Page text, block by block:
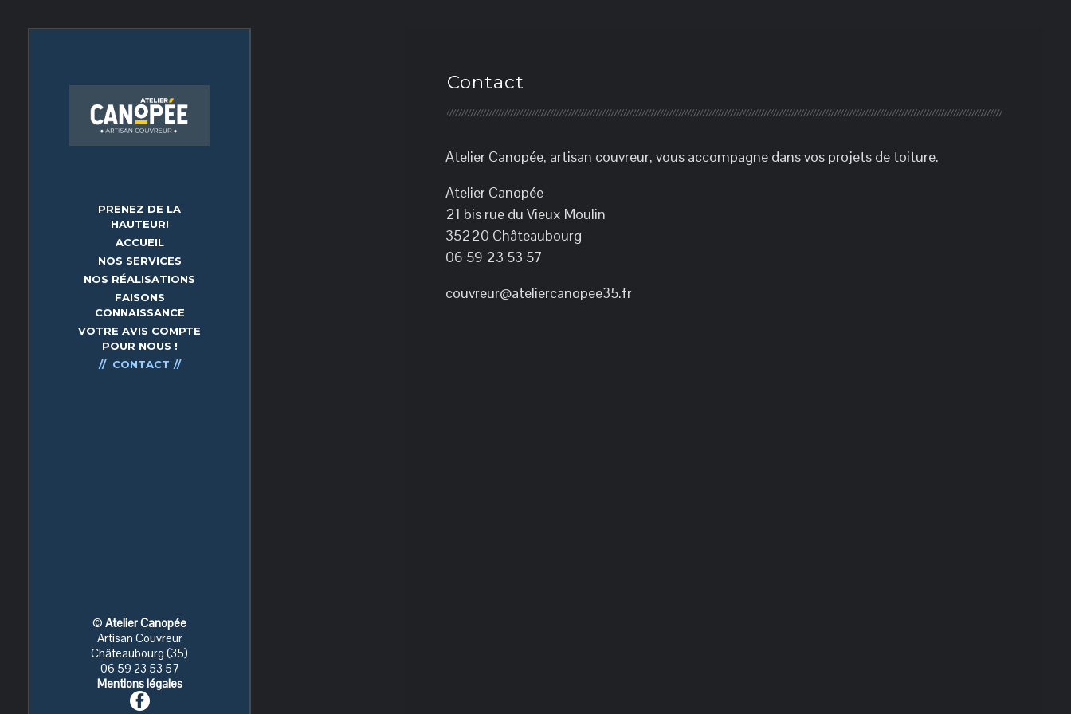
PRENEZ DE LA
HAUTEUR!
ACCUEIL
NOS SERVICES
NOS RÉALISATIONS
FAISONS
CONNAISSANCE
VOTRE AVIS COMPTE
POUR NOUS !
CONTACT
© Atelier Canopée
Artisan Couvreur
Châteaubourg (35)
06 59 23 53 57
Mentions légales
Contact
Atelier Canopée, artisan couvreur, vous accompagne dans vos projets de toiture.
Atelier Canopée
21 bis rue du Vieux Moulin
35220 Châteaubourg
06 59 23 53 57
couvreur@ateliercanopee35.fr